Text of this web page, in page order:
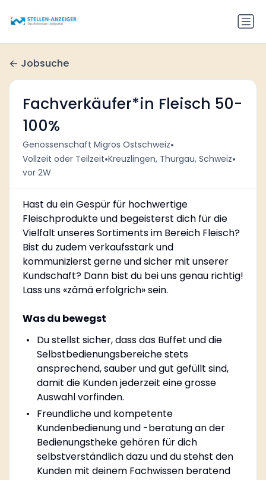
Jobsuche
Fachverkäufer*in Fleisch 50-
100%
Genossenschaft Migros Ostschweiz•
Vollzeit oder Teilzeit•Kreuzlingen, Thurgau, Schweiz•
vor 2W
Hast du ein Gespür für hochwertige
Fleischprodukte und begeisterst dich für die
Vielfalt unseres Sortiments im Bereich Fleisch?
Bist du zudem verkaufsstark und
kommunizierst gerne und sicher mit unserer
Kundschaft? Dann bist du bei uns genau richtig!
Lass uns «zämä erfolgrich» sein.
Was du bewegst
Du stellst sicher, dass das Buffet und die
Selbstbedienungsbereiche stets
ansprechend, sauber und gut gefüllt sind,
damit die Kunden jederzeit eine grosse
Auswahl vorfinden.
Freundliche und kompetente
Kundenbedienung und -beratung an der
Bedienungstheke gehören für dich
selbstverständlich dazu und du stehst den
Kunden mit deinem Fachwissen beratend